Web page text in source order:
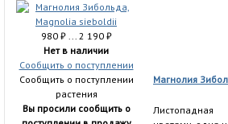
980 ₽... 2 190 ₽
Нет в наличии
Сообщить о поступлении
Сообщить о поступлении
растения
Вы просили сообщить о
Магнолия